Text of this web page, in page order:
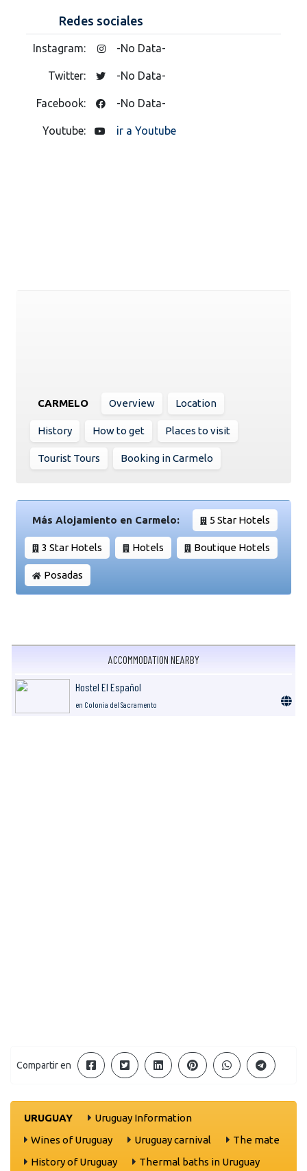
Redes sociales
Instagram: -No Data-
Twitter: -No Data-
Facebook: -No Data-
Youtube: ir a Youtube
CARMELO Overview Location
History How to get Places to visit
Tourist Tours Booking in Carmelo
Más Alojamiento en Carmelo: 5 Star Hotels
3 Star Hotels Hotels Boutique Hotels
Posadas
ACCOMMODATION NEARBY
Hostel El Español
en Colonia del Sacramento
Compartir en
URUGUAY
Uruguay Information
Wines of Uruguay
Uruguay carnival
The mate
History of Uruguay
Thermal baths in Uruguay